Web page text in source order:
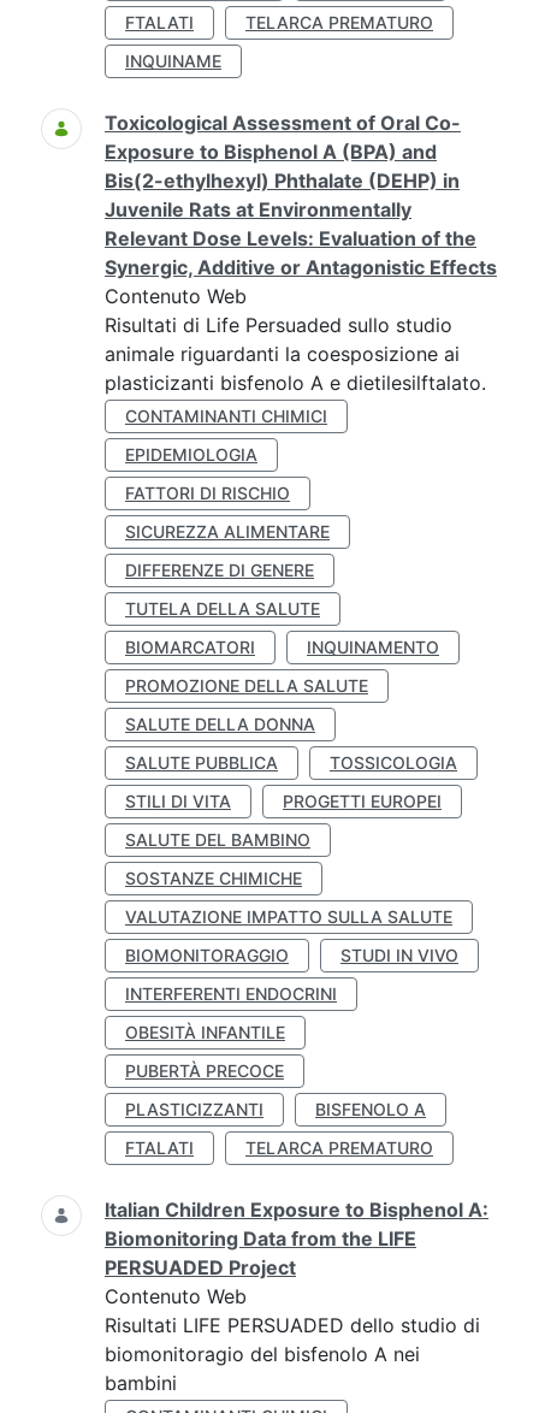
FTALATI
TELARCA PREMATURO
INQUINAME
Toxicological Assessment of Oral Co-
Exposure to Bisphenol A (BPA) and
Bis(2-ethylhexyl) Phthalate (DEHP) in
Juvenile Rats at Environmentally
Relevant Dose Levels: Evaluation of the
Synergic, Additive or Antagonistic Effects
Contenuto Web
Risultati di Life Persuaded sullo studio
animale riguardanti la coesposizione ai
plasticizanti bisfenolo A e dietilesilftalato.
CONTAMINANTI CHIMICI
EPIDEMIOLOGIA
FATTORI DI RISCHIO
SICUREZZA ALIMENTARE
DIFFERENZE DI GENERE
TUTELA DELLA SALUTE
BIOMARCATORI
INQUINAMENTO
PROMOZIONE DELLA SALUTE
SALUTE DELLA DONNA
SALUTE PUBBLICA
TOSSICOLOGIA
STILI DI VITA
PROGETTI EUROPEI
SALUTE DEL BAMBINO
SOSTANZE CHIMICHE
VALUTAZIONE IMPATTO SULLA SALUTE
BIOMONITORAGGIO
STUDI IN VIVO
INTERFERENTI ENDOCRINI
OBESITÀ INFANTILE
PUBERTÀ PRECOCE
PLASTICIZZANTI
BISFENOLO A
FTALATI
TELARCA PREMATURO
Italian Children Exposure to Bisphenol A:
Biomonitoring Data from the LIFE
PERSUADED Project
Contenuto Web
Risultati LIFE PERSUADED dello studio di
biomonitoragio del bisfenolo A nei
bambini